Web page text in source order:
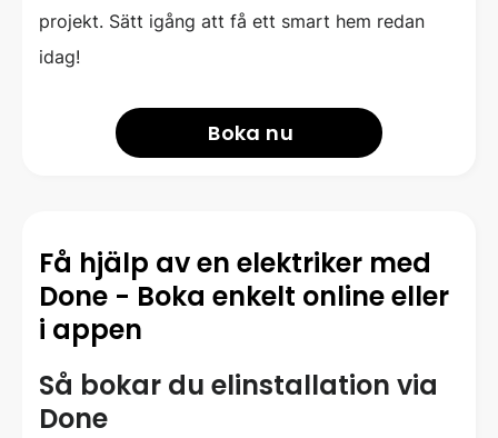
projekt. Sätt igång att få ett smart hem redan
idag!
Boka nu
Få hjälp av en elektriker med
Done - Boka enkelt online eller
i appen
Så bokar du elinstallation via
Done